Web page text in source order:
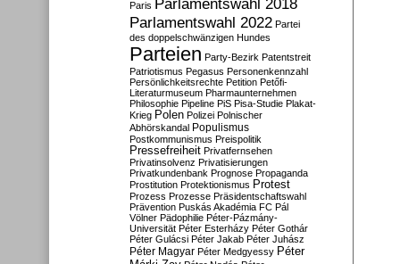
Paris Parlamentswahl 2018
Parlamentswahl 2022 Partei
des doppelschwänzigen Hundes
Parteien Party-Bezirk Patentstreit
Patriotismus Pegasus Personenkennzahl
Persönlichkeitsrechte Petition Petőfi-
Literaturmuseum Pharmaunternehmen
Philosophie Pipeline PiS Pisa-Studie Plakat-
Krieg Polen Polizei Polnischer
Abhörskandal Populismus
Postkommunismus Preispolitik
Pressefreiheit Privatfernsehen
Privatinsolvenz Privatisierungen
Privatkundenbank Prognose Propaganda
Prostitution Protektionismus Protest
Prozess Prozesse Präsidentschaftswahl
Prävention Puskás Akadémia FC Pál
Völner Pädophilie Péter-Pázmány-
Universität Péter Esterházy Péter Gothár
Péter Gulácsi Péter Jakab Péter Juhász
Péter Magyar Péter Medgyessy Péter